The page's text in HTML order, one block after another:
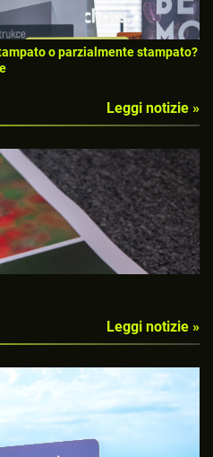
o parzialmente stampato?
Leggi notizie »
Leggi notizie »